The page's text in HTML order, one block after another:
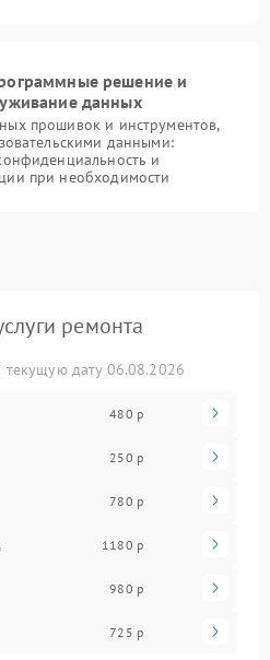
решение и
данных
прошивок и инструментов,
данными:
и
при необходимости
ремонта
дату 06.08.2026
480 р
250 р
780 р
1180 р
980 р
725 р